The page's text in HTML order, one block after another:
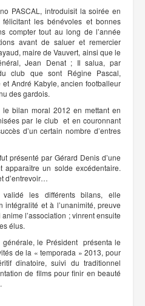
PASCAL, introduisit la soirée en
les bénévoles et bonnes
compter tout au long de l’année
avant de saluer et remercier
maire de Vauvert, ainsi que le
Jean Denat ; Il salua, par
club que sont Régine Pascal,
André Kabyle, ancien footballeur
des gardois.
bilan moral 2012 en mettant en
par le club et en couronnant
d’un certain nombre d’entres
présenté par Gérard Denis d’une
apparaître un solde excédentaire.
d’entrevoir…
les différents bilans, elle
et à l’unanimité, preuve
l’association ; vinrent ensuite
élus.
le Président présenta le
de la « temporada » 2013, pour
dînatoire, suivi du traditionnel
de films pour finir en beauté